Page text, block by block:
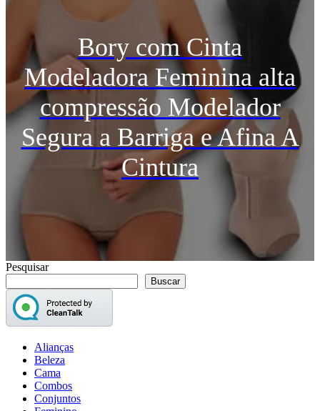
Bory com Cinta
Modeladora Feminina alta
compressão Modelador
Segura a Barriga e Afina A
Cintura
Pesquisar
Buscar
Alianças
Beleza
Cama
Combos
Conjuntos